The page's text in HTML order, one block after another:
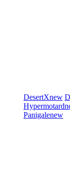
DesertXnew
Hypermotard
Panigalenew